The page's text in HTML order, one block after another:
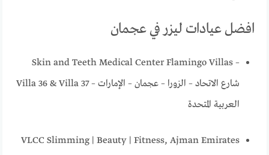
افضل عيادات ليزر في عجمان
Skin and Teeth Medical Center Flamingo Villas –
Villa 36 & Villa 37 – شارع الاتحاد – الزورا – عجمان – الإمارات
العربية المتحدة
VLCC Slimming | Beauty | Fitness, Ajman Emirates